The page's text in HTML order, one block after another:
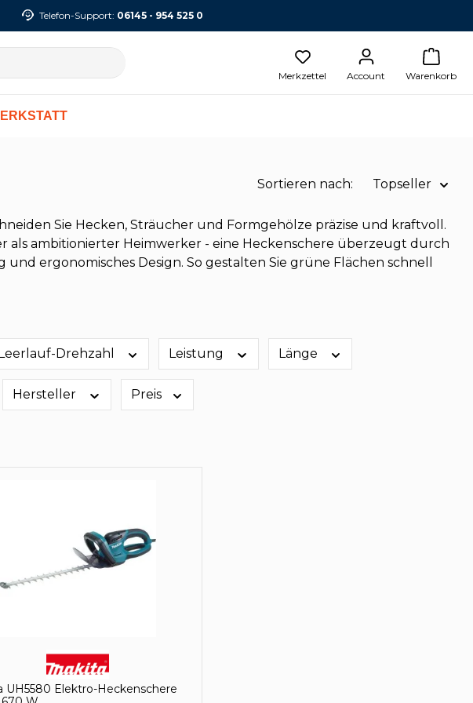
Telefon-Support: 06145 - 954 525 0
Merkzettel Account Warenkorb
Sortieren nach: Topseller
Name A-Z
Name Z-A
Preis absteigend
Sie Hecken, Sträucher und Formgehölze präzise und kraftvoll.
als ambitionierter Heimwerker - eine Heckenschere überzeugt durch
ergonomisches Design. So gestalten Sie grüne Flächen schnell
Drehzahl Leistung Länge
Hersteller Preis
UH5580 Elektro-Heckenschere